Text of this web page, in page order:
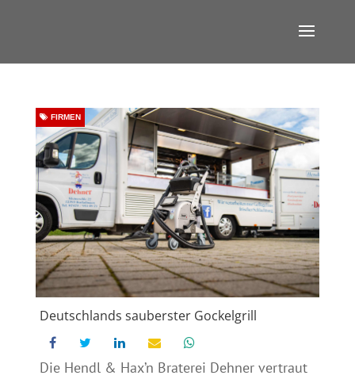
Deutschlands sauberster Gockelgrill
FIRMEN
Die Hendl & Hax’n Braterei Dehner vertraut